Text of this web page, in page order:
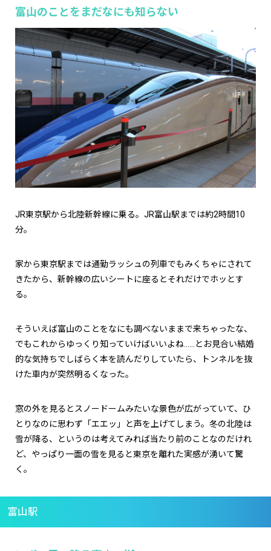
富山のことをまだなにも知らない
JR東京駅から北陸新幹線に乗る。JR富山駅までは約2時間10
分。
家から東京駅までは通勤ラッシュの列車でもみくちゃにされて
きたから、新幹線の広いシートに座るとそれだけでホッとす
る。
そういえば富山のことをなにも調べないままで来ちゃったな、
でもこれからゆっくり知っていけばいいよね……とお見合い結婚
的な気持ちでしばらく本を読んだりしていたら、トンネルを抜
けた車内が突然明るくなった。
窓の外を見るとスノードームみたいな景色が広がっていて、ひ
とりなのに思わず「エエッ」と声を上げてしまう。冬の北陸は
雪が降る、というのは考えてみれば当たり前のことなのだけれ
ど、やっぱり一面の雪を見ると東京を離れた実感が湧いて驚
く。
富山駅